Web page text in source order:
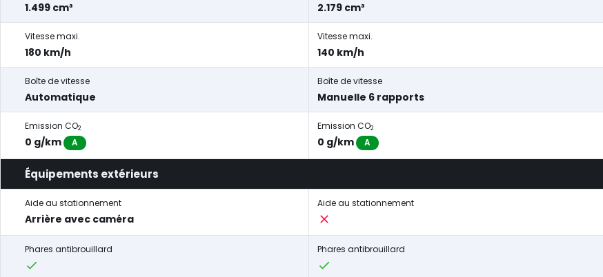
1.499 cm³ 2.179 cm³
Vitesse maxi.
180 km/h
Vitesse maxi.
140 km/h
Boîte de vitesse
Automatique
Boîte de vitesse
Manuelle 6 rapports
Emission CO2
0 g/km A
Emission CO2
0 g/km A
Équipements extérieurs
Aide au stationnement
Arrière avec caméra
Aide au stationnement
Phares antibrouillard Phares antibrouillard